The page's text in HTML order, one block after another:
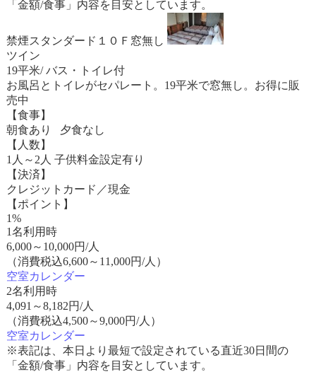
「金額/食事」内容を目安としています。
禁煙スタンダード１０Ｆ窓無し
ツイン
19平米/ バス・トイレ付
お風呂とトイレがセパレート。19平米で窓無し。お得に販
売中
【食事】
朝食あり 夕食なし
【人数】
1人～2人 子供料金設定有り
【決済】
クレジットカード／現金
【ポイント】
1%
1名利用時
6,000～ 10,000円/人
（消費税込6,600～11,000円/人）
空室カレンダー
2名利用時
4,091 ～8,182円/人
（消費税込4,500～9,000円/人）
空室カレンダー
※表記は、本日より最短で設定されている直近30日間の
「金額/食事」内容を目安としています。